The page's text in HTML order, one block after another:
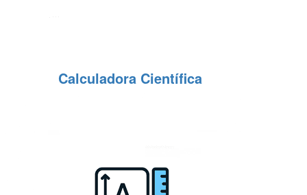
Calculadora Científica